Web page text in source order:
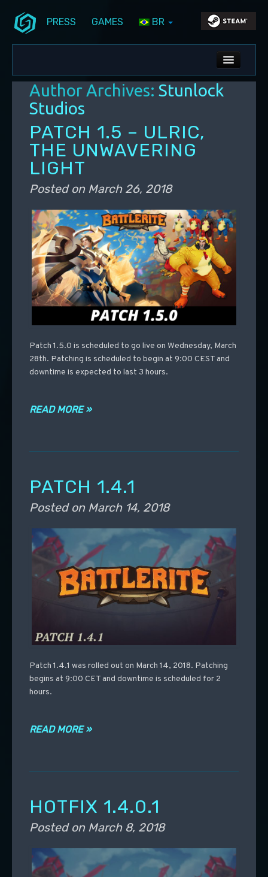
PRESS GAMES BR
ALL NEWS
PC UPDATES
PS5 UPDATES
Author Archives: Stunlock
Studios
PATCH 1.5 – ULRIC,
THE UNWAVERING
LIGHT
Posted on March 26, 2018
Patch 1.5.0 is scheduled to go live on Wednesday, March
28th. Patching is scheduled to begin at 9:00 CEST and
downtime is expected to last 3 hours.
READ MORE »
PATCH 1.4.1
Posted on March 14, 2018
Patch 1.4.1 was rolled out on March 14, 2018. Patching
begins at 9:00 CET and downtime is scheduled for 2
hours.
READ MORE »
HOTFIX 1.4.0.1
Posted on March 8, 2018